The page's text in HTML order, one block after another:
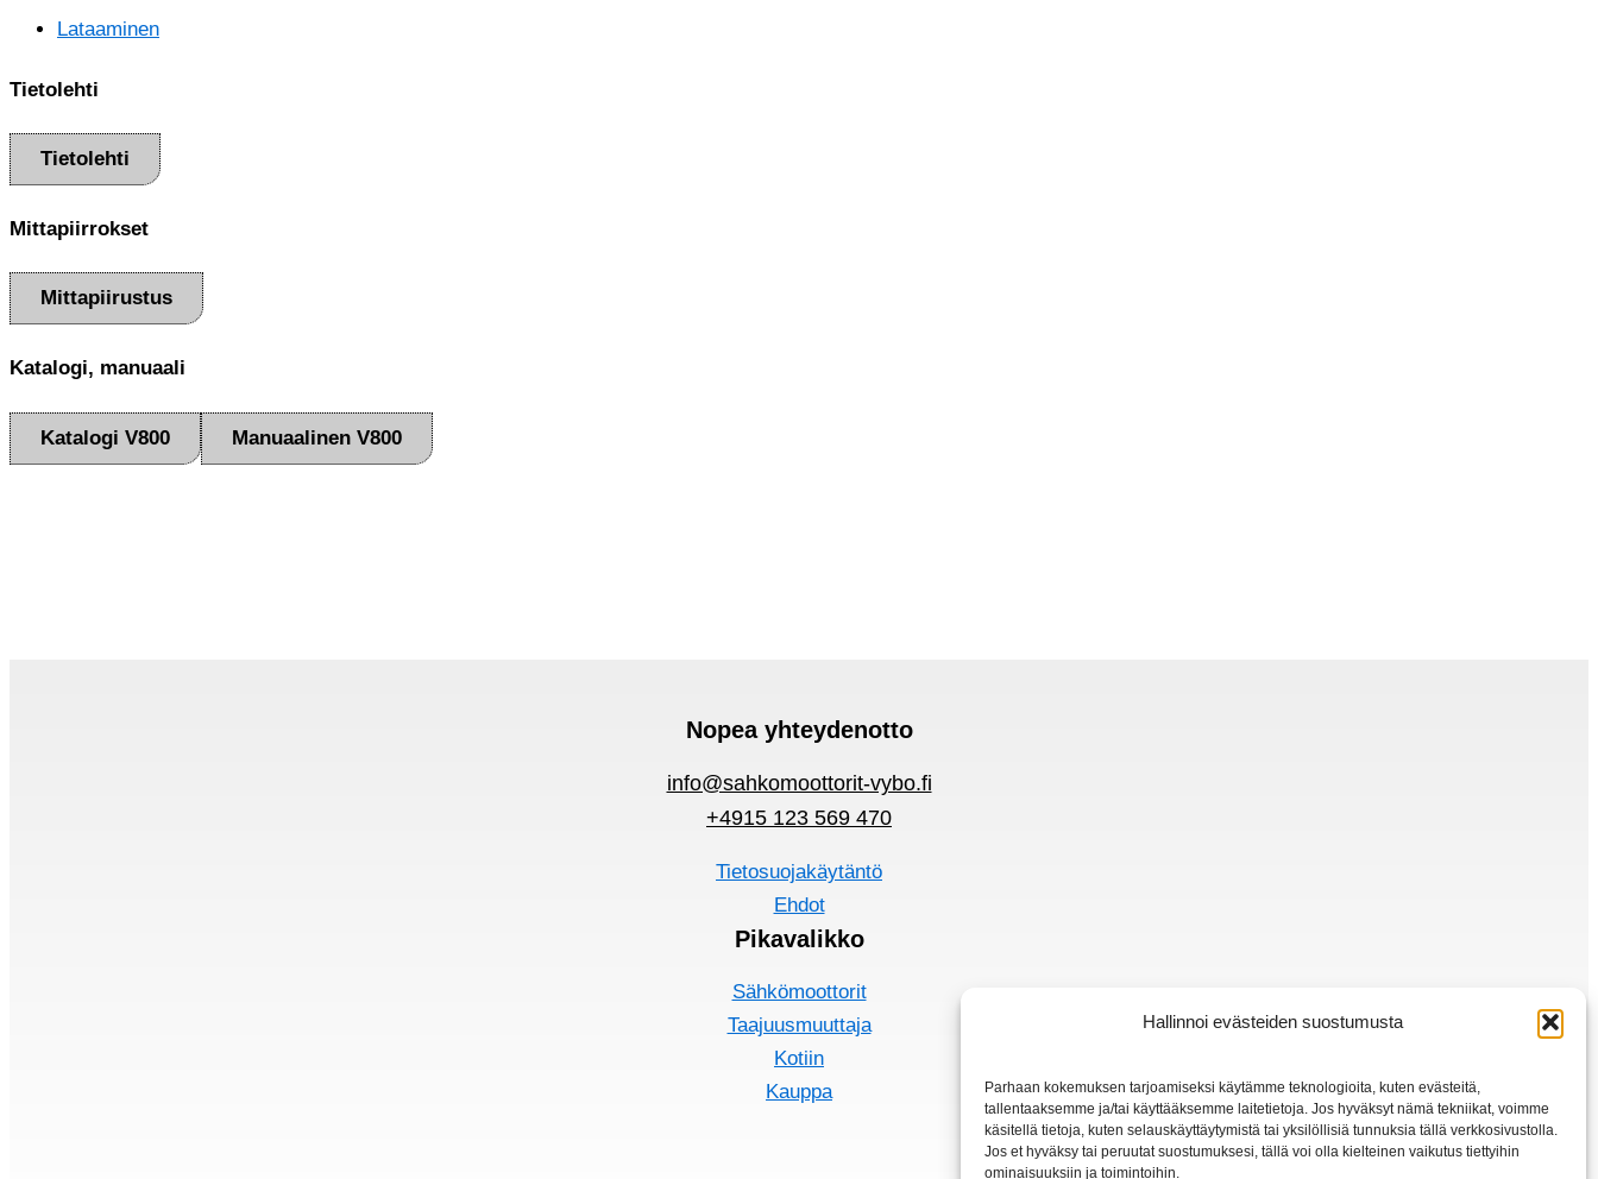
Hallinnoi evästeiden suostumusta
Parhaan kokemuksen tarjoamiseksi käytämme teknologioita, kuten evästeitä,
tallentaaksemme ja/tai käyttääksemme laitetietoja. Jos hyväksyt nämä tekniikat, voimme
käsitellä tietoja, kuten selauskäyttäytymistä tai yksilöllisiä tunnuksia tällä verkkosivustolla.
Jos et hyväksy tai peruutat suostumuksesi, tällä voi olla kielteinen vaikutus tiettyihin
ominaisuuksiin ja toimintoihin.
Lataaminen
Tietolehti
Tietolehti
Mittapiirrokset
Mittapiirustus
Katalogi, manuaali
Katalogi V800 Manuaalinen V800
Nopea yhteydenotto
info@sahkomoottorit-vybo.fi
+4915 123 569 470
Tietosuojakäytäntö
Ehdot
Pikavalikko
Sähkömoottorit
Taajuusmuuttaja
Kotiin
Kauppa